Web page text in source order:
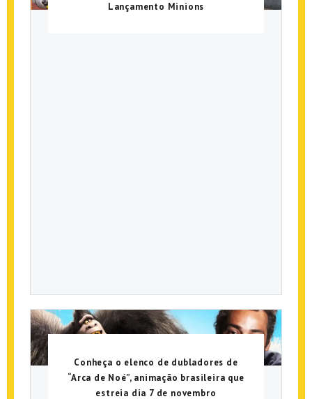
Lançamento Minions
Conheça o elenco de dubladores de
“Arca de Noé”, animação brasileira que
estreia dia 7 de novembro